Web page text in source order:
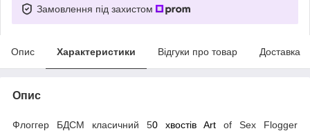
Замовлення під захистом
Опис Характеристики Відгуки про товар Доставка
Опис
Флоггер БДСМ класичний 50 хвостів Art of Sex Flogger